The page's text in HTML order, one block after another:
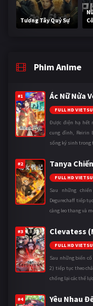
Tương Tây Quỷ Sự
Phim Anime
#1 Ác Nữ Nửa
FULL HD
Được điện hạ hết
cung đình, Reirin
sống ký sinh
#2 Tanya
FULL HD
Sau những
Degurechaff tiếp
càng leo thang và
#3 Clevatess
FULL HD
Sau những biến
2) tiếp tục theo
chống lại các thế
#4 Yêu Nhau